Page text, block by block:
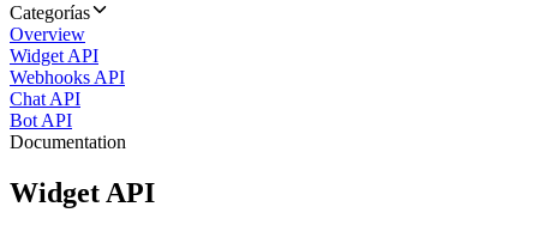
Categorías
Overview
Widget API
Webhooks API
Chat API
Bot API
Documentation
Widget API